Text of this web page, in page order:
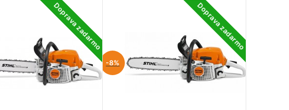
Doprava zadarmo Doprava zadarmo
-8%